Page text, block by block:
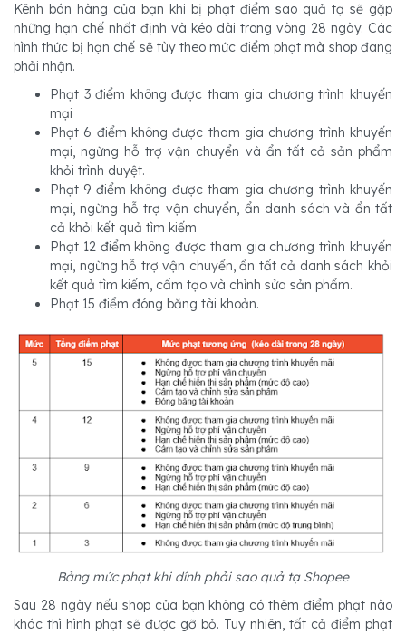
Kênh bán hàng của bạn khi bị phạt điểm sao quả tạ sẽ gặp
những hạn chế nhất định và kéo dài trong vòng 28 ngày. Các
hình thức bị hạn chế sẽ tùy theo mức điểm phạt mà shop đang
phải nhận.
Phạt 3 điểm không được tham gia chương trình khuyến
mại
Phạt 6 điểm không được tham gia chương trình khuyến
mại, ngừng hỗ trợ vận chuyển và ẩn tất cả sản phẩm
khỏi trình duyệt.
Phạt 9 điểm không được tham gia chương trình khuyến
mại, ngừng hỗ trợ vận chuyển, ẩn danh sách và ẩn tất
cả khỏi kết quả tìm kiếm
Phạt 12 điểm không được tham gia chương trình khuyến
mại, ngừng hỗ trợ vận chuyển, ẩn tất cả danh sách khỏi
kết quả tìm kiếm, cấm tạo và chỉnh sửa sản phẩm.
Phạt 15 điểm đóng băng tài khoản.
Bảng mức phạt khi dính phải sao quả tạ Shopee
Sau 28 ngày nếu shop của bạn không có thêm điểm phạt nào
khác thì hình phạt sẽ được gỡ bỏ. Tuy nhiên, tất cả điểm phạt